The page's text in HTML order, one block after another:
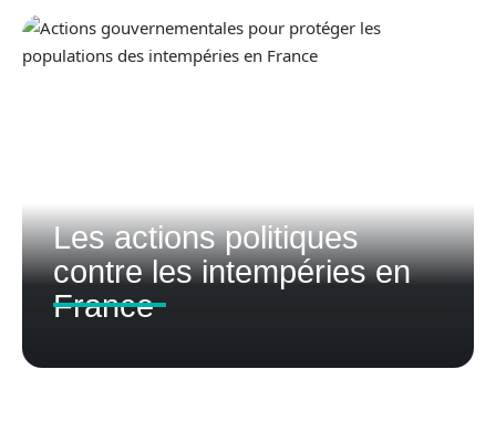
Les actions politiques
contre les intempéries en
France